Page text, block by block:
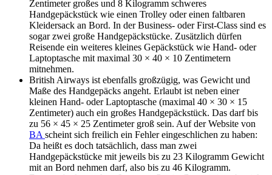
Zentimeter großes und 8 Kilogramm schweres
Handgepäckstück wie einen Trolley oder einen faltbaren
Kleidersack an Bord. In der Business- oder First-Class sind es
sogar zwei große Handgepäckstücke. Zusätzlich dürfen
Reisende ein weiteres kleines Gepäckstück wie Hand- oder
Laptoptasche mit maximal 30 × 40 × 10 Zentimetern
mitnehmen.
British Airways ist ebenfalls großzügig, was Gewicht und
Maße des Handgepäcks angeht. Erlaubt ist neben einer
kleinen Hand- oder Laptoptasche (maximal 40 × 30 × 15
Zentimeter) auch ein großes Handgepäckstück. Das darf bis
zu 56 × 45 × 25 Zentimeter groß sein. Auf der Website von
BA scheint sich freilich ein Fehler eingeschlichen zu haben:
Da heißt es doch tatsächlich, dass man zwei
Handgepäckstücke mit jeweils bis zu 23 Kilogramm Gewicht
mit an Bord nehmen darf, also bis zu 46 Kilogramm.